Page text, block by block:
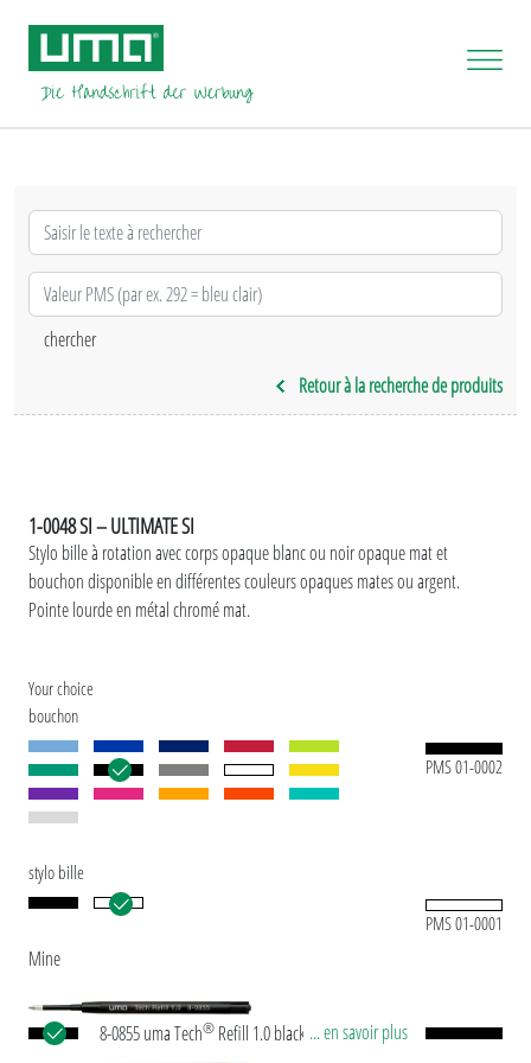
Retour à la recherche de produits
1-0048 SI – ULTIMATE SI
Stylo bille à rotation avec corps opaque blanc ou noir opaque mat et
bouchon disponible en différentes couleurs opaques mates ou argent.
Pointe lourde en métal chromé mat.
Your choice
bouchon
PMS 01-0002
stylo bille
PMS 01-0001
Mine
8-0855 uma Tech® Refill 1.0 black Recharge
... en savoir plus